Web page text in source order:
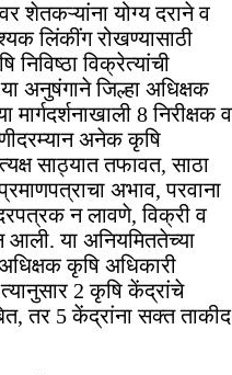
शेतकऱ्यांना योग्य दराने व
लिंकींग रोखण्यासाठी
निविष्ठा विक्रेत्यांची
अनुषंगाने जिल्हा अधिक्षक
8 निरीक्षक व
अनेक कृषि
साठ्यात तफावत, साठा
अभाव, परवाना
न लावणे, विक्री व
या अनियमिततेच्या
कृषि अधिकारी
2 कृषि केंद्रांचे
तर 5 केंद्रांना सक्त ताकीद